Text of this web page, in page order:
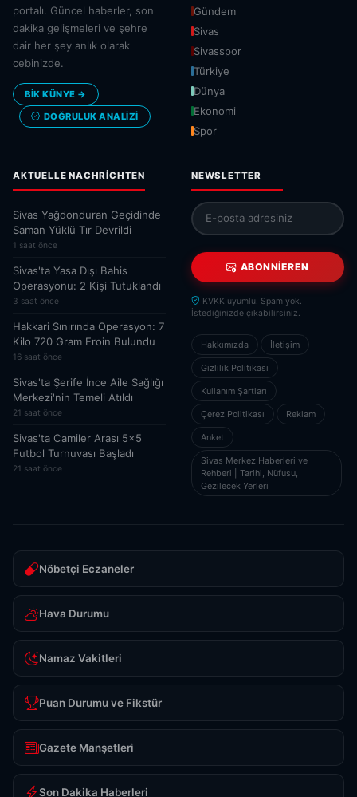
portalı. Güncel haberler, son
dakika gelişmeleri ve şehre
dair her şey anlık olarak
cebinizde.
BİK KÜNYE →
DOĞRULUK ANALIZI
Gündem
Sivas
Sivasspor
Türkiye
Dünya
Ekonomi
Spor
AKTUELLE NACHRICHTEN
Sivas Yağdonduran Geçidinde
Saman Yüklü Tır Devrildi
1 saat önce
Sivas'ta Yasa Dışı Bahis
Operasyonu: 2 Kişi Tutuklandı
3 saat önce
Hakkari Sınırında Operasyon: 7
Kilo 720 Gram Eroin Bulundu
16 saat önce
Sivas'ta Şerife İnce Aile Sağlığı
Merkezi'nin Temeli Atıldı
21 saat önce
Sivas'ta Camiler Arası 5x5
Futbol Turnuvası Başladı
21 saat önce
NEWSLETTER
ABONNIEREN
KVKK uyumlu. Spam yok.
İstediğinizde çıkabilirsiniz.
Hakkımızda İletişim
Gizlilik Politikası
Kullanım Şartları
Çerez Politikası Reklam
Anket
Sivas Merkez Haberleri ve
Rehberi | Tarihi, Nüfusu,
Gezilecek Yerleri
Nöbetçi Eczaneler
Hava Durumu
Namaz Vakitleri
Puan Durumu ve Fikstür
Gazete Manşetleri
Son Dakika Haberleri